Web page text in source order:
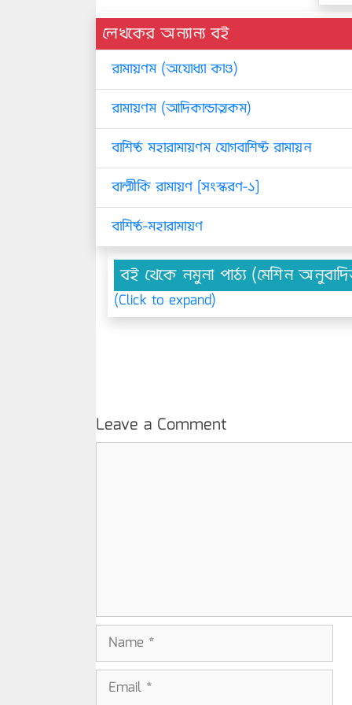
লেখকের অন্যান্য বই
রামায়ণম (অযোধ্যা কাণ্ড)
রামায়ণম (আদিকান্ডাত্মকম)
বাশিষ্ঠ মহারামায়ণম যোগবাশিষ্ট রামায়ন
বাল্মীকি রামায়ণ [সংস্করণ-১]
বাশিষ্ঠ-মহারামায়ণ
বই থেকে নমুনা পাঠ্য (মেশিন
(Click to expand)
Leave a Comment
Name
Email